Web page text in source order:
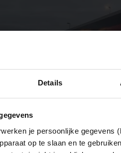
Details
je persoonlijke gegevens
op te slaan en te